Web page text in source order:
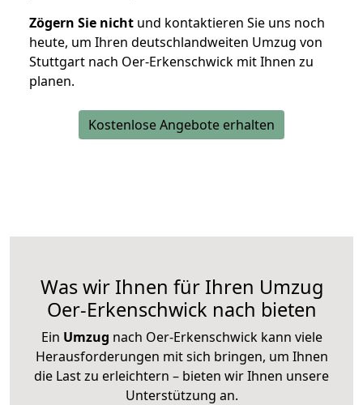
Zögern Sie nicht und kontaktieren Sie uns noch
heute, um Ihren deutschlandweiten Umzug von
Stuttgart nach Oer-Erkenschwick mit Ihnen zu
planen.
Kostenlose Angebote erhalten
Was wir Ihnen für Ihren Umzug
Oer-Erkenschwick nach bieten
Ein Umzug nach Oer-Erkenschwick kann viele
Herausforderungen mit sich bringen, um Ihnen
die Last zu erleichtern – bieten wir Ihnen unsere
Unterstützung an.